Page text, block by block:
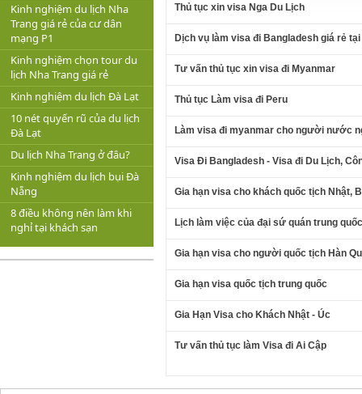
Kinh nghiệm du lịch Nha
Trang giá rẻ của cư dân
mạng P1
Kinh nghiệm chọn tour du
lịch Nha Trang giá rẻ
Kinh nghiệm du lịch Đà Lạt
10 nét quyến rũ của du lịch
Đà Lạt
Du lịch Nha Trang ở đâu?
Kinh nghiệm du lịch bụi Đà
Nẵng
8 điều không nên làm khi
nghỉ tại khách sạn
Thủ tục xin visa Nga Du Lịch
Dịch vụ làm visa đi Bangladesh giá rẻ tại
Tư vấn thủ tục xin visa đi Myanmar
Thủ tục Làm visa đi Peru
Làm visa đi myanmar cho người nước
Visa Đi Bangladesh - Visa đi Du Lịch,
Gia hạn visa cho khách quốc tịch Nhật,
Lịch làm việc của đại sứ quán trung quốc
Gia hạn visa cho người quốc tịch Hàn
Gia hạn visa quốc tịch trung quốc
Gia Hạn Visa cho Khách Nhật - Úc
Tư vấn thủ tục làm Visa đi Ai Cập